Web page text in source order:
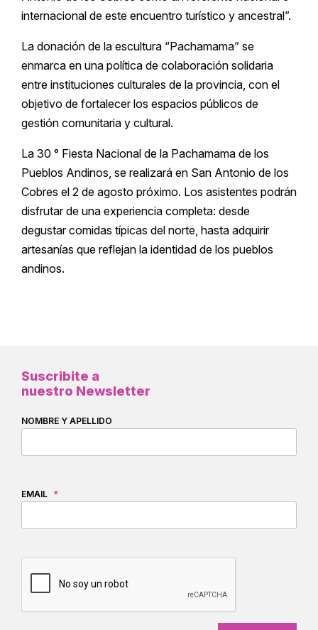
internacional de este encuentro turístico y ancestral”.
La donación de la escultura “Pachamama” se
enmarca en una política de colaboración solidaria
entre instituciones culturales de la provincia, con el
objetivo de fortalecer los espacios públicos de
gestión comunitaria y cultural.
La 30 ° Fiesta Nacional de la Pachamama de los
Pueblos Andinos, se realizará en San Antonio de los
Cobres el 2 de agosto próximo. Los asistentes podrán
disfrutar de una experiencia completa: desde
degustar comidas típicas del norte, hasta adquirir
artesanías que reflejan la identidad de los pueblos
andinos.
Suscribite a
nuestro Newsletter
NOMBRE Y APELLIDO
EMAIL *